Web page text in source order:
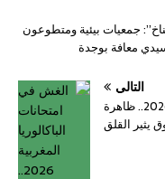
جمعيات بيئية ومتطوعون
معافة بوجدة
التالي
الغش في امتحانات الباكالوريا المغربية 2026.. ظاهرة
يثير القلق